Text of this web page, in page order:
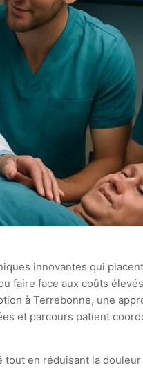
innovantes qui
face aux coûts
à Terrebonne, une
et parcours patient
en réduisant la